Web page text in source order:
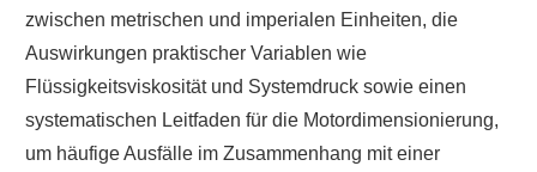
zwischen metrischen und imperialen Einheiten, die
Auswirkungen praktischer Variablen wie
Flüssigkeitsviskosität und Systemdruck sowie einen
systematischen Leitfaden für die Motordimensionierung,
um häufige Ausfälle im Zusammenhang mit einer